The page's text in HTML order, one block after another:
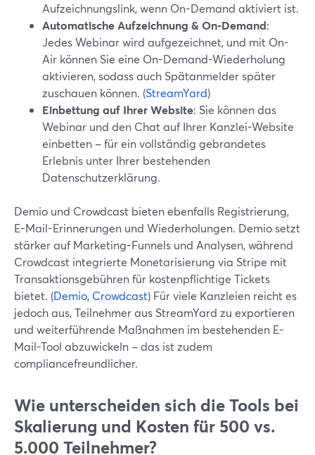
Aufzeichnungslink, wenn On-Demand aktiviert ist.
Automatische Aufzeichnung & On-Demand:
Jedes Webinar wird aufgezeichnet, und mit On-
Air können Sie eine On-Demand-Wiederholung
aktivieren, sodass auch Spätanmelder später
zuschauen können. (StreamYard)
Einbettung auf Ihrer Website: Sie können das
Webinar und den Chat auf Ihrer Kanzlei-Website
einbetten – für ein vollständig gebrandetes
Erlebnis unter Ihrer bestehenden
Datenschutzerklärung.
Demio und Crowdcast bieten ebenfalls Registrierung,
E-Mail-Erinnerungen und Wiederholungen. Demio setzt
stärker auf Marketing-Funnels und Analysen, während
Crowdcast integrierte Monetarisierung via Stripe mit
Transaktionsgebühren für kostenpflichtige Tickets
bietet. (Demio, Crowdcast) Für viele Kanzleien reicht es
jedoch aus, Teilnehmer aus StreamYard zu exportieren
und weiterführende Maßnahmen im bestehenden E-
Mail-Tool abzuwickeln – das ist zudem
compliancefreundlicher.
Wie unterscheiden sich die Tools bei
Skalierung und Kosten für 500 vs.
5.000 Teilnehmer?